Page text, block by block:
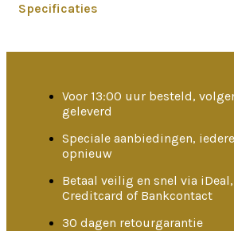
Specificaties
Voor 13:00 uur besteld,
geleverd
Speciale aanbiedingen,
opnieuw
Betaal veilig en snel via iDeal,
Creditcard of Bankcontact
30 dagen retourgarantie